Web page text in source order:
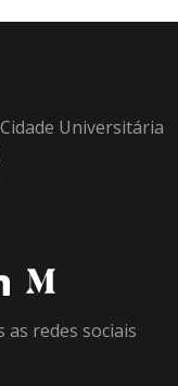
Universitária
as redes sociais